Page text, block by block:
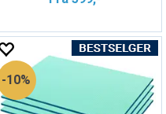
10%